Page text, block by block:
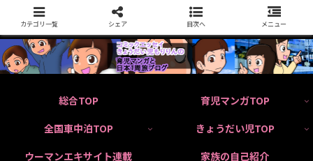
総合TOP
育児マンガTOP
全国車中泊TOP
きょうだい児TOP
ウーマンエキサイト連載
家族の自己紹介
カテゴリ一覧 シェア 目次へ メニュー